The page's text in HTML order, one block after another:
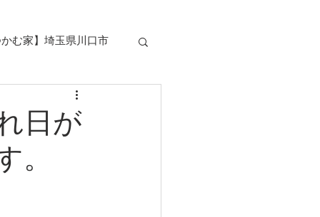
かむ家】埼玉県川口市
日が
。